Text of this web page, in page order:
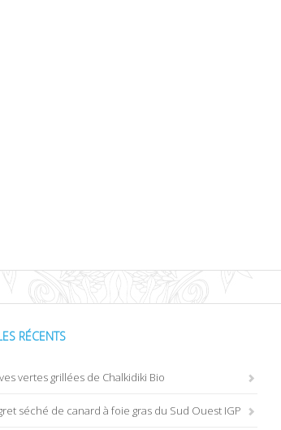
RÉCENTS
vertes grillées de Chalkidiki Bio
séché de canard à foie gras du Sud Ouest IGP